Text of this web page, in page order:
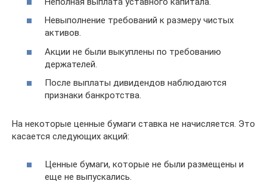
Невыполнение требований к размеру чистых
активов.
Акции не были выкуплены по требованию
держателей.
После выплаты дивидендов наблюдаются
признаки банкротства.
На некоторые ценные бумаги ставка не начисляется. Это
касается следующих акций:
Ценные бумаги, которые не были размещены и
еще не выпускались.